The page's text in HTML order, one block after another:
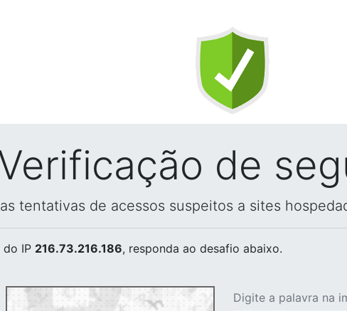
de
tentativas de acessos suspeitos a sites
do IP 216.73.216.186, responda ao desafio abaixo.
Digite a palavra na